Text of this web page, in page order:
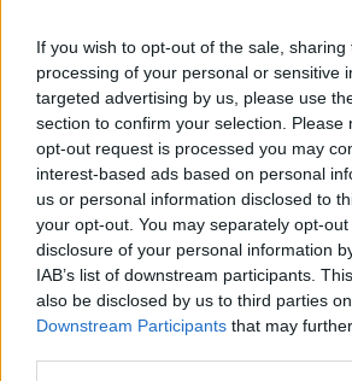
If you wish to opt-out of the sale,
processing of your personal or sensitive
targeted advertising by us, please use
section to confirm your selection. Please
opt-out request is processed you may
interest-based ads based on personal
us or personal information disclosed to
your opt-out. You may separately opt-
disclosure of your personal information
IAB’s list of downstream participants.
also be disclosed by us to third parties
Downstream Participants that may